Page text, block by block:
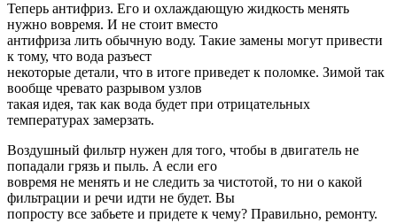
Теперь антифриз. Его и охлаждающую жидкость менять
нужно вовремя. И не стоит вместо
антифриза лить обычную воду. Такие замены могут привести
к тому, что вода разъест
некоторые детали, что в итоге приведет к поломке. Зимой так
вообще чревато разрывом узлов
такая идея, так как вода будет при отрицательных
температурах замерзать.
Воздушный фильтр нужен для того, чтобы в двигатель не
попадали грязь и пыль. А если его
вовремя не менять и не следить за чистотой, то ни о какой
фильтрации и речи идти не будет. Вы
попросту все забьете и придете к чему? Правильно, ремонту.